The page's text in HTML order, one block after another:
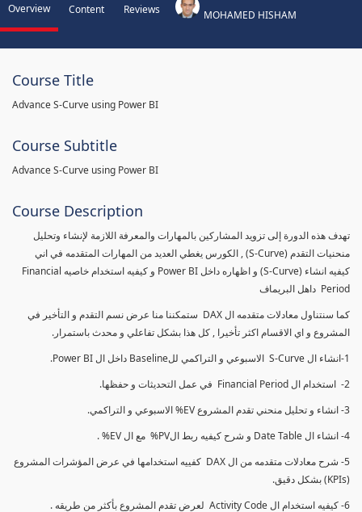
Overview Content Reviews MOHAMED HISHAM
Course Title
Advance S-Curve using Power BI
Course Subtitle
Advance S-Curve using Power BI
Course Description
تهدف هذه الدورة إلى تزويد المشاركين بالمهارات والمعرفة اللازمة لإنشاء وتحليل
منحنيات التقدم (S-Curve) , الكورس يغطي العديد من المهارات المتقدمه في اني
كيفيه انشاء (S-Curve) و اظهاره داخل Power BI و كيفيه استخدام خاصيه Financial
Period داهل البريماف
كما سنتناول معادلات متقدمه ال DAX ستمكننا منا عرض نسم التقدم و التأخير في
المشروع و اي الاقسام اكثر تأخيرا , كل هذا بشكل تفاعلي و محدث باستمرار.
1-انشاء ال S-Curve الاسبوعي و التراكمي للBaseline داخل ال Power BI.
2- استخدام ال Financial Period في عمل التحديثات و حفظها.
3- انشاء و تحليل منحني تقدم المشروع EV% الاسبوعي و التراكمي.
4- انشاء ال Date Table و شرح كيفيه ربط الPV% مع ال EV% .
5- شرح معادلات متقدمه من ال DAX كفييه استخدامها في عرض المؤشرات المشروع
(KPIs) بشكل دقيق.
6- كيفيه استخدام ال Activity Code لعرض تقدم المشروع بأكثر من طريقه .